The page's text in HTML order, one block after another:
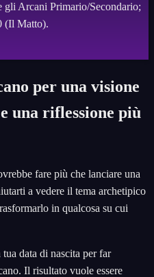
gli Arcani Primario/Secondario;
(Il Matto).
per una visione
una riflessione più
fare più che lanciare una
a vedere il tema archetipico
in qualcosa su cui
data di nascita per far
Il risultato vuole essere